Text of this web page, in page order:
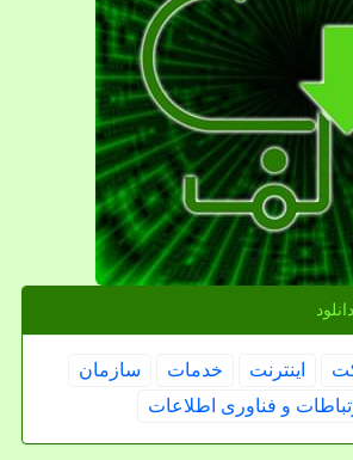
اینترنت خدمات
سازمان
و فناوری اطلاعات